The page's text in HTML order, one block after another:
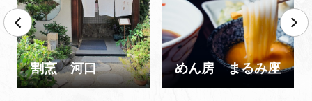
割烹 河口 めん房 まるみ座